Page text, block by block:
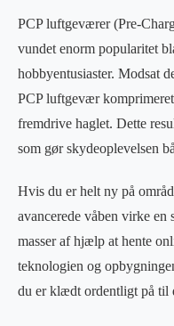
PCP luftgeværer (Pre-
vundet enorm popularitet
hobbyentusiaster. Modsat
PCP luftgevær
fremdrive haglet. Dette
som gør skydeoplevelsen
Hvis du er helt ny på
avancerede våben virke
masser af hjælp at hente
teknologien og
du er klædt ordentligt på til